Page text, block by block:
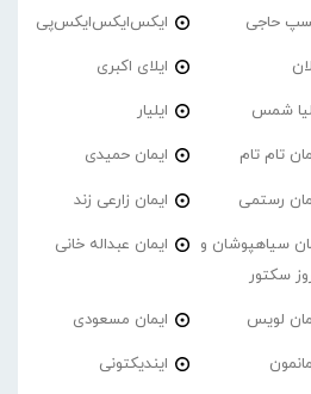
حاجی ایکس‌ایکس‌ایکس‌پی
ایلای اکبری
شمس ایلیار
تام تام ایمان حمیدی
رستمی ایمان زارعی زند
سیاهپوشان و
سکتور
ایمان عبداله خانی
لویس ایمان مسعودی
ایندیکتونی